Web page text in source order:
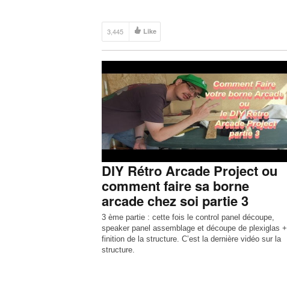
3,445 Like
DIY Rétro Arcade Project ou
comment faire sa borne
arcade chez soi partie 3
3 ème partie : cette fois le control panel découpe,
speaker panel assemblage et découpe de plexiglas +
finition de la structure. C’est la dernière vidéo sur la
structure.